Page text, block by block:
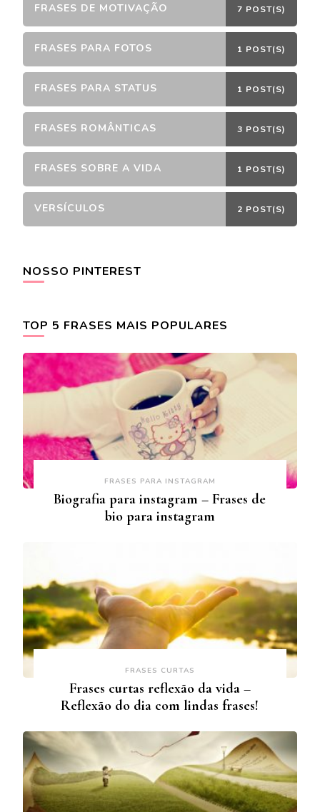
FRASES DE MOTIVAÇÃO 7 POST(S)
FRASES PARA FOTOS 1 POST(S)
FRASES PARA STATUS 1 POST(S)
FRASES ROMÂNTICAS 3 POST(S)
FRASES SOBRE A VIDA 1 POST(S)
VERSÍCULOS 2 POST(S)
NOSSO PINTEREST
TOP 5 FRASES MAIS POPULARES
FRASES PARA INSTAGRAM
Biografia para instagram – Frases de
bio para instagram
FRASES CURTAS
Frases curtas reflexão da vida –
Reflexão do dia com lindas frases!